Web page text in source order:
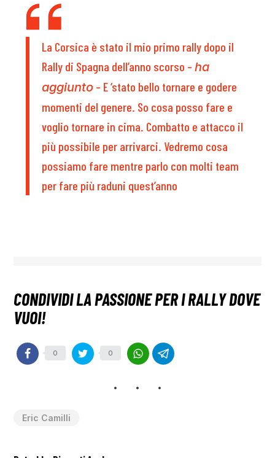
La Corsica è stato il mio primo rally dopo il
Rally di Spagna dell’anno scorso – ha
aggiunto – E ‘stato bello tornare e godere
momenti del genere. So cosa posso fare e
voglio tornare in cima. Combatto e attacco il
più possibile per arrivarci. Vedremo cosa
possiamo fare mentre parlo con molti team
per fare più raduni quest’anno
0 0
Eric Camilli